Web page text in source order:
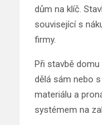
dům na klíč.
související s
firmy.
Při stavbě
dělá sám nebo
materiálu a
systémem na